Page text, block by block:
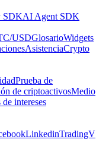
SDKAI Agent SDK
USDGlosarioWidgets
AsistenciaCrypto
Prueba de
de criptoactivosMedio
intereses
LinkedinTradingV